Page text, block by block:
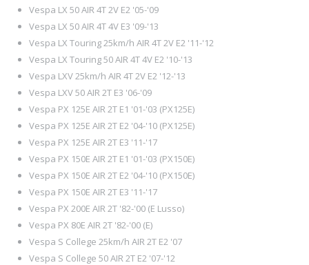
Vespa LX 50 AIR 4T 2V E2 '05-'09
Vespa LX 50 AIR 4T 4V E3 '09-'13
Vespa LX Touring 25km/h AIR 4T 2V E2 '11-'12
Vespa LX Touring 50 AIR 4T 4V E2 '10-'13
Vespa LXV 25km/h AIR 4T 2V E2 '12-'13
Vespa LXV 50 AIR 2T E3 '06-'09
Vespa PX 125E AIR 2T E1 '01-'03 (PX125E)
Vespa PX 125E AIR 2T E2 '04-'10 (PX125E)
Vespa PX 125E AIR 2T E3 '11-'17
Vespa PX 150E AIR 2T E1 '01-'03 (PX150E)
Vespa PX 150E AIR 2T E2 '04-'10 (PX150E)
Vespa PX 150E AIR 2T E3 '11-'17
Vespa PX 200E AIR 2T '82-'00 (E Lusso)
Vespa PX 80E AIR 2T '82-'00 (E)
Vespa S College 25km/h AIR 2T E2 '07
Vespa S College 50 AIR 2T E2 '07-'12